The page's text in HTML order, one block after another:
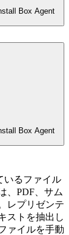
Box Agent
Box Agent
いるファイル
、PDF、サム
レプリゼンテ
ストを抽出し
ァイルを手動